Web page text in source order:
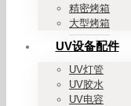
精密烤箱
大型烤箱
UV设备配件
UV灯管
UV胶水
UV电容